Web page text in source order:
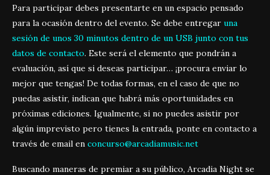
Para participar debes presentarte en un espacio pensado
para la ocasión dentro del evento. Se debe entregar una
sesión de unos 30 minutos dentro de un USB junto con tus
datos de contacto. Este será el elemento que pondrán a
evaluación, así que si deseas participar… ¡procura enviar lo
mejor que tengas! De todas formas, en el caso de que no
puedas asistir, indican que habrá más oportunidades en
próximas ediciones. Igualmente, si no puedes asistir por
algún imprevisto pero tienes la entrada, ponte en contacto a
través de email en concurso@arcadiamusic.net
Buscando maneras de premiar a su público, Arcadia Night se